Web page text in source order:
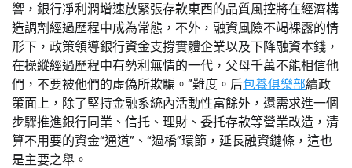
響，銀行凈利潤增速放緊張存款東西的品質風控將在經濟構
造調劑經過歷程中成為常態，不外，融資風險不竭裸露的情
形下，政策領導銀行資金支撐實體企業以及下降融資本錢，
在操縱經過歷程中有勢利無情的一代，父母千萬不能相信他
們，不要被他們的虛偽所欺騙。”難度。后包養俱樂部續政
策面上，除了堅持金融系統內活動性富餘外，還需求進一個
步驟推進銀行同業、信托、理財、委托存款等營業改造，清
算不用要的資金“通道”、“過橋”環節，延長融資鏈條，這也
是主要之舉。